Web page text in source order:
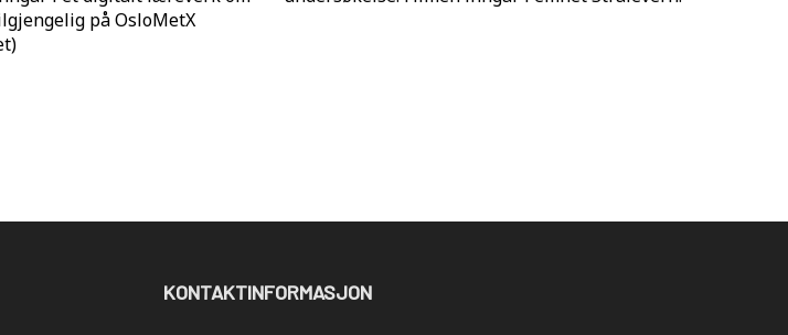
på OsloMetX
KONTAKTINFORMASJON